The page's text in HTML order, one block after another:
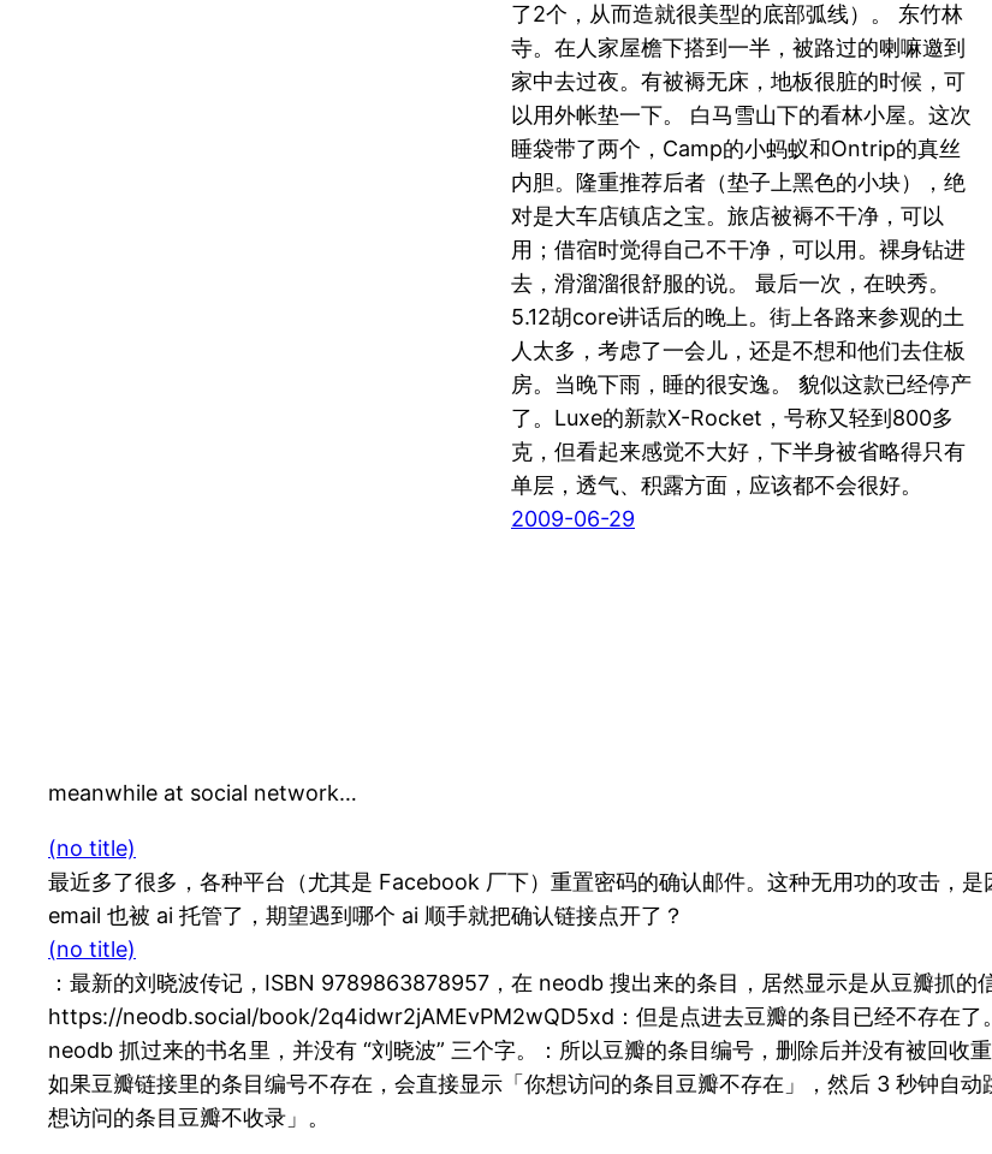
了2个，从而造就很美型的底部弧线）。 东竹林
寺。在人家屋檐下搭到一半，被路过的喇嘛邀到
家中去过夜。有被褥无床，地板很脏的时候，可
以用外帐垫一下。 白马雪山下的看林小屋。这次
睡袋带了两个，Camp的小蚂蚁和Ontrip的真丝
内胆。隆重推荐后者（垫子上黑色的小块），绝
对是大车店镇店之宝。旅店被褥不干净，可以
用；借宿时觉得自己不干净，可以用。裸身钻进
去，滑溜溜很舒服的说。 最后一次，在映秀。
5.12胡core讲话后的晚上。街上各路来参观的土
人太多，考虑了一会儿，还是不想和他们去住板
房。当晚下雨，睡的很安逸。 貌似这款已经停产
了。Luxe的新款X-Rocket，号称又轻到800多
克，但看起来感觉不大好，下半身被省略得只有
单层，透气、积露方面，应该都不会很好。
2009-06-29
meanwhile at social network…
(no title)
最近多了很多，各种平台（尤其是 Facebook 厂下）重置密码的确认邮件。这种无用功的攻击，
email 也被 ai 托管了，期望遇到哪个 ai 顺手就把确认链接点开了？
(no title)
：最新的刘晓波传记，ISBN 9789863878957，在 neodb 搜出来的条目，居然显示是从豆瓣抓的
https://neodb.social/book/2q4idwr2jAMEvPM2wQD5xd：但是点进去豆瓣的条目已经不存在了
neodb 抓过来的书名里，并没有 “刘晓波” 三个字。：所以豆瓣的条目编号，删除后并没有被回收
如果豆瓣链接里的条目编号不存在，会直接显示「你想访问的条目豆瓣不存在」，然后 3 秒钟自
想访问的条目豆瓣不收录」。